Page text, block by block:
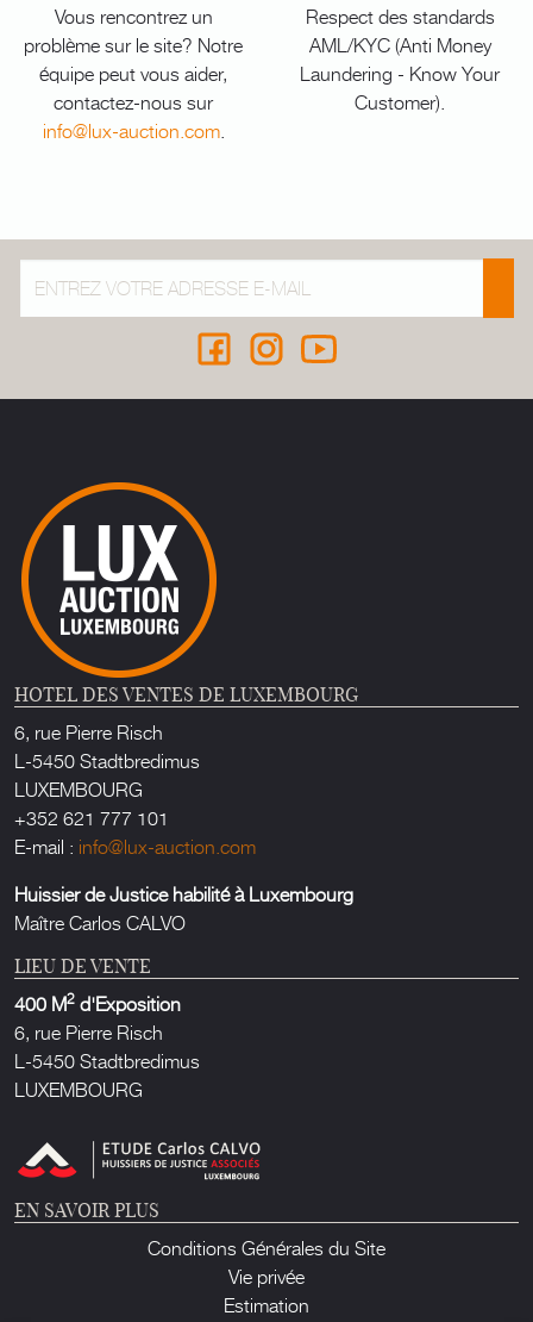
Vous rencontrez un
problème sur le site? Notre
équipe peut vous aider,
contactez-nous sur
info@lux-auction.com.
Respect des standards
AML/KYC (Anti Money
Laundering - Know Your
Customer).
HOTEL DES VENTES DE LUXEMBOURG
6, rue Pierre Risch
L-5450 Stadtbredimus
LUXEMBOURG
+352 621 777 101
E-mail : info@lux-auction.com
Huissier de Justice habilité à Luxembourg
Maître Carlos CALVO
LIEU DE VENTE
400 M2 d'Exposition
6, rue Pierre Risch
L-5450 Stadtbredimus
LUXEMBOURG
EN SAVOIR PLUS
Conditions Générales du Site
Vie privée
Estimation